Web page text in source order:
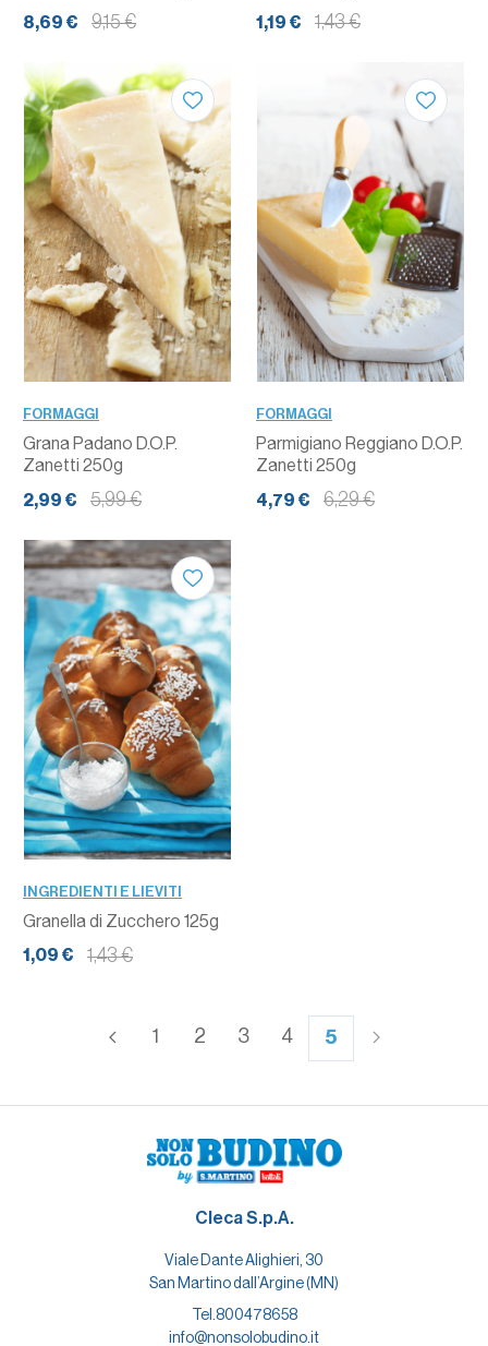
8,69 €
9,15 €
1,19 €
1,43 €
QUANTITÀ
FORMAGGI
Grana Padano D.O.P.
Zanetti 250g
2,99 €
5,99 €
QUANTITÀ
FORMAGGI
Parmigiano Reggiano D.O.P.
Zanetti 250g
4,79 €
6,29 €
QUANTITÀ
INGREDIENTI E LIEVITI
Granella di Zucchero 125g
1,09 €
1,43 €
1 2 3 4 5
Cleca S.p.A.
Viale Dante Alighieri, 30
San Martino dall’Argine (MN)
Tel. 800478658
info@nonsolobudino.it